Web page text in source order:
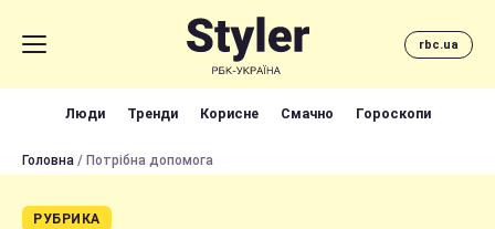
rbc.ua
Люди Тренди Корисне Смачно Гороскопи
Головна / Потрібна допомога
РУБРИКА